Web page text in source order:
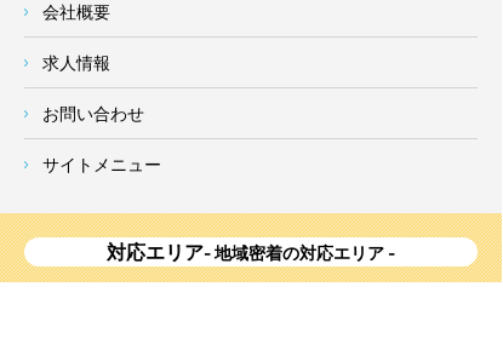
会社概要
求人情報
お問い合わせ
サイトメニュー
対応エリア- 地域密着の対応エリア -